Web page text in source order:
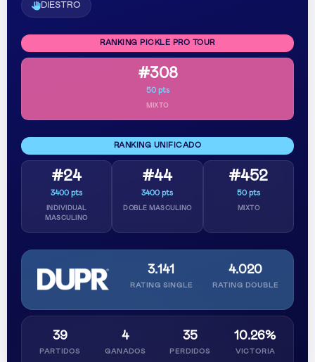
DIESTRO
RANKING PICKLE PRO TOUR
#308
50 pts
MIXTO
RANKING UNIFICADO
#24
3400 pts
INDIVIDUAL
MASCULINO
#44
3400 pts
DOBLE MASCULINO
#452
50 pts
MIXTO
3.141
RATING SINGLE
4.020
RATING DOUBLE
39
PARTIDOS
4
GANADOS
35
PERDIDOS
10.26%
VICTORIA